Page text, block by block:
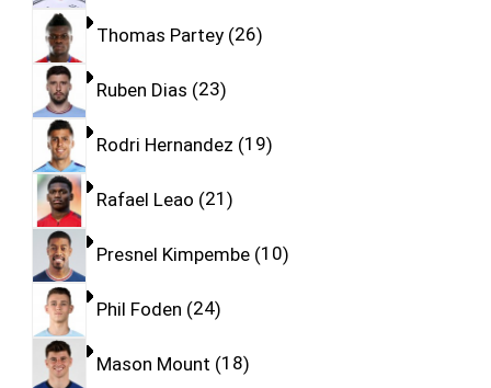
Thomas Partey 26
Ruben Dias 23
Rodri Hernandez 19
Rafael Leao 21
Presnel Kimpembe 10
Phil Foden 24
Mason Mount 18